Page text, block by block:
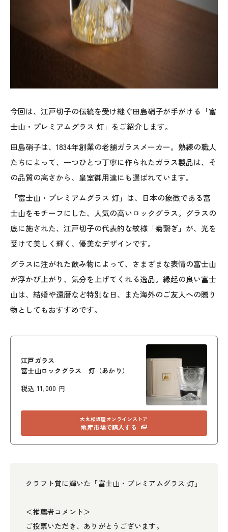
今回は、江戸切子の伝統を受け継ぐ田島硝子が手がける「富
士山・プレミアムグラス 灯」をご紹介します。
田島硝子は、1834年創業の老舗ガラスメーカー。熟練の職人
たちによって、一つひとつ丁寧に作られたガラス製品は、そ
の品質の高さから、皇室御用達にも選ばれています。
「富士山・プレミアムグラス 灯」は、日本の象徴である富
士山をモチーフにした、人気の高いロックグラス。グラスの
底に施された、江戸切子の代表的な紋様「菊繋ぎ」が、光を
受けて美しく輝く、優美なデザインです。
グラスに注がれた飲み物によって、さまざまな表情の富士山
が浮かび上がり、気分を上げてくれる逸品。縁起の良い富士
山は、結婚や還暦など特別な日、また海外のご友人への贈り
物としてもおすすめです。
江戸ガラス
富士山ロックグラス 灯（あかり）
税込 11,000 円
大丸松坂屋オンラインストア
地産市場で購入する
クラフト賞に輝いた「富士山・プレミアムグラス 灯」
＜推薦者コメント＞
ご投票いただき、ありがとうございます。